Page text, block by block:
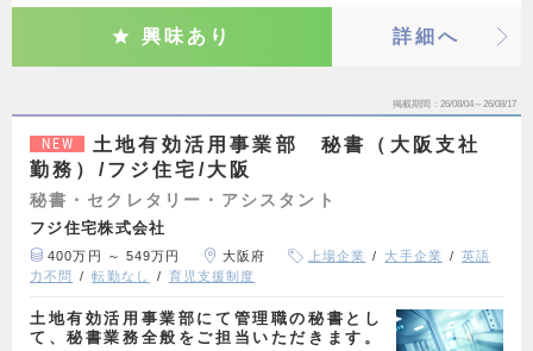
興味あり 詳細へ
掲載期間 26/08/04～26/08/17
NEW
土地有効活用事業部 秘書（大阪支社
勤務）/フジ住宅/大阪
秘書・セクレタリー・アシスタント
フジ住宅株式会社
400万円 ～ 549万円 大阪府 上場企業 大手企業
英語
力不問
転勤なし 育児支援制度
土地有効活用事業部にて管理職の秘書とし
て、秘書業務全般をご担当いただきます。